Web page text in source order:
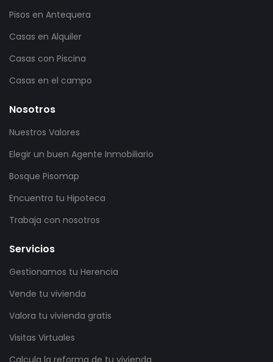
Pisos en Antequera
Casas en Alquiler
Casas con Piscina
Casas en el campo
Nosotros
Nuestros Valores
Elegir un buen Agente Inmobiliario
Bosque Pisomap
Encuentra tu Hipoteca
Trabaja con nosotros
Servicios
Gestionamos tu Herencia
Vende tu vivienda
Valora tu vivienda gratis
Visitas Virtuales